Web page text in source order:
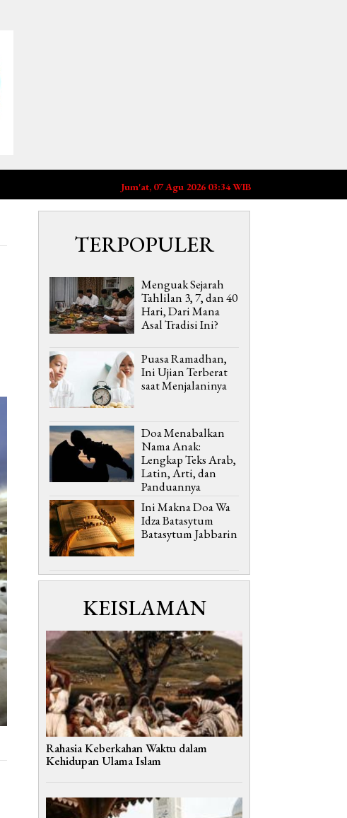
Jum'at, 07 Agu 2026 03:34 WIB
TERPOPULER
Menguak Sejarah
Tahlilan 3, 7, dan 40
Hari, Dari Mana
Asal Tradisi Ini?
Puasa Ramadhan,
Ini Ujian Terberat
saat Menjalaninya
Doa Menabalkan
Nama Anak:
Lengkap Teks Arab,
Latin, Arti, dan
Panduannya
Ini Makna Doa Wa
Idza Batasytum
Batasytum Jabbarin
KEISLAMAN
Rahasia Keberkahan Waktu dalam
Kehidupan Ulama Islam